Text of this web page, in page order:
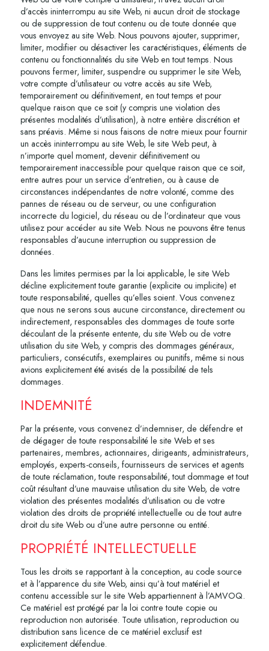
d’accès ininterrompu au site Web, ni aucun droit de stockage
ou de suppression de tout contenu ou de toute donnée que
vous envoyez au site Web. Nous pouvons ajouter, supprimer,
limiter, modifier ou désactiver les caractéristiques, éléments de
contenu ou fonctionnalités du site Web en tout temps. Nous
pouvons fermer, limiter, suspendre ou supprimer le site Web,
votre compte d’utilisateur ou votre accès au site Web,
temporairement ou définitivement, en tout temps et pour
quelque raison que ce soit (y compris une violation des
présentes modalités d’utilisation), à notre entière discrétion et
sans préavis. Même si nous faisons de notre mieux pour fournir
un accès ininterrompu au site Web, le site Web peut, à
n’importe quel moment, devenir définitivement ou
temporairement inaccessible pour quelque raison que ce soit,
entre autres pour un service d’entretien, ou à cause de
circonstances indépendantes de notre volonté, comme des
pannes de réseau ou de serveur, ou une configuration
incorrecte du logiciel, du réseau ou de l’ordinateur que vous
utilisez pour accéder au site Web. Nous ne pouvons être tenus
responsables d’aucune interruption ou suppression de
données.
Dans les limites permises par la loi applicable, le site Web
décline explicitement toute garantie (explicite ou implicite) et
toute responsabilité, quelles qu’elles soient. Vous convenez
que nous ne serons sous aucune circonstance, directement ou
indirectement, responsables des dommages de toute sorte
découlant de la présente entente, du site Web ou de votre
utilisation du site Web, y compris des dommages généraux,
particuliers, consécutifs, exemplaires ou punitifs, même si nous
avions explicitement été avisés de la possibilité de tels
dommages.
INDEMNITÉ
Par la présente, vous convenez d’indemniser, de défendre et
de dégager de toute responsabilité le site Web et ses
partenaires, membres, actionnaires, dirigeants, administrateurs,
employés, experts-conseils, fournisseurs de services et agents
de toute réclamation, toute responsabilité, tout dommage et tout
coût résultant d’une mauvaise utilisation du site Web, de votre
violation des présentes modalités d’utilisation ou de votre
violation des droits de propriété intellectuelle ou de tout autre
droit du site Web ou d’une autre personne ou entité.
PROPRIÉTÉ INTELLECTUELLE
Tous les droits se rapportant à la conception, au code source
et à l’apparence du site Web, ainsi qu’à tout matériel et
contenu accessible sur le site Web appartiennent à l’AMVOQ.
Ce matériel est protégé par la loi contre toute copie ou
reproduction non autorisée. Toute utilisation, reproduction ou
distribution sans licence de ce matériel exclusif est
explicitement défendue.